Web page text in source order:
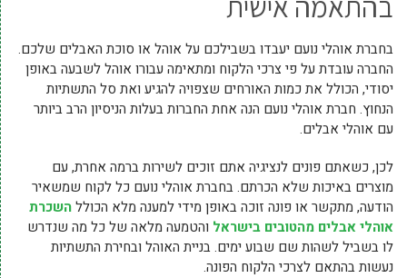
בחברת אוהלי נועם יעבדו בשבילכם על אוהל או סוכת האבלים שלכם.
החברה עובדת על פי צרכי הלקוח ומתאימה עבורו אוהל לשבעה באופן
יסודי, הכולל את כמות האורחים שצפויה להגיע ואת סל התשתיות
הנחוץ. חברת אוהלי נועם הנה אחת החברות בעלות הניסיון הרב ביותר
עם אוהלי אבלים.
לכן, כשאתם פונים לנציגיה אתם זוכים לשירות ברמה אחרת, עם
מוצרים באיכות שלא הכרתם. בחברת אוהלי נועם כל לקוח שמשאיר
הודעה, מתקשר או פונה זוכה באופן מידי למענה מלא הכוללהשכרת
אוהלי אבלים מהטובים בישראל והטמעה מלאה של כל מה שנדרש
לו בשביל לשהות שם שבוע ימים. בניית האוהל ובחירת התשתיות
נעשות בהתאם לצרכי הלקוח הפונה.